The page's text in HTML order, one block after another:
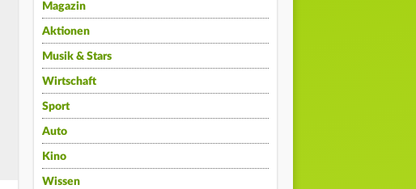
Magazin
Aktionen
Musik & Stars
Wirtschaft
Sport
Auto
Kino
Wissen